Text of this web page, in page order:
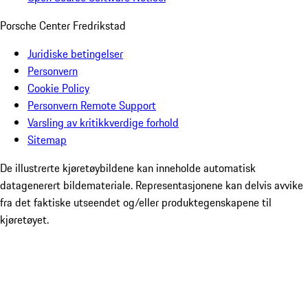
Porsche Center Fredrikstad
Juridiske betingelser
Personvern
Cookie Policy
Personvern Remote Support
Varsling av kritikkverdige forhold
Sitemap
De illustrerte kjøretøybildene kan inneholde automatisk
datagenerert bildemateriale. Representasjonene kan delvis avvike
fra det faktiske utseendet og/eller produktegenskapene til
kjøretøyet.